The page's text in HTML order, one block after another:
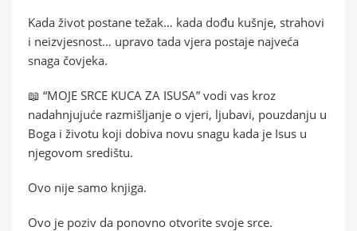
Kada život postane težak… kada dođu kušnje, strahovi
i neizvjesnost… upravo tada vjera postaje najveća
snaga čovjeka.
📖 “MOJE SRCE KUCA ZA ISUSA” vodi vas kroz
nadahnjujuće razmišljanje o vjeri, ljubavi, pouzdanju u
Boga i životu koji dobiva novu snagu kada je Isus u
njegovom središtu.
Ovo nije samo knjiga.
Ovo je poziv da ponovno otvorite svoje srce.